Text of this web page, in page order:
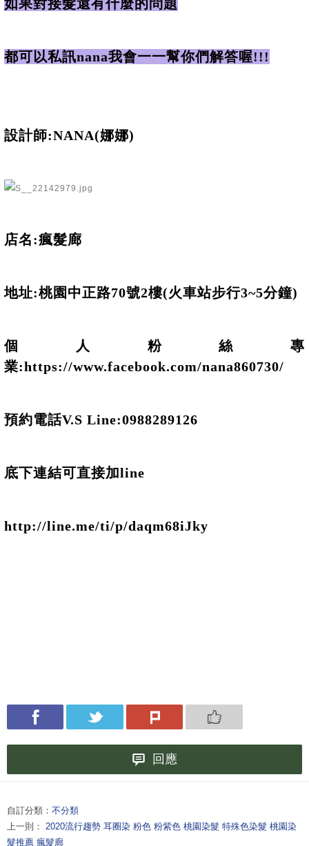
如果對接髮還有什麼的問題
都可以私訊nana我會一一幫你們解答喔!!!
設計師:NANA(娜娜)
店名:瘋髮廊
地址:桃園中正路70號2樓(火車站步行3~5分鐘)
個人粉絲專
業:https://www.facebook.com/nana860730/
預約電話V.S Line:0988289126
底下連結可直接加line
http://line.me/ti/p/daqm68iJky
回應
自訂分類： 不分類
上一則： 2020流行趨勢 耳圈染 粉色 粉紫色 桃園染髮 特殊色染髮 桃園染
髮推薦 瘋髮廊